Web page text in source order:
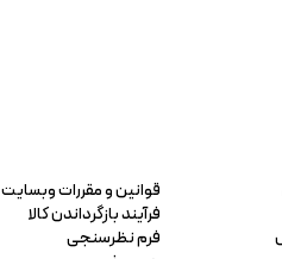
قوانین و مقررات وبسایت
فرآیند بازگرداندن کالا
فرم نظرسنجی